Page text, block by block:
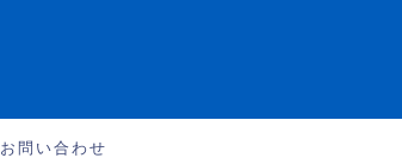
お問い合わせ